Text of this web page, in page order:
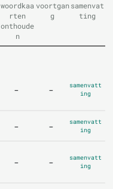
woordkaa
rten
onthoude
n
voortgan
g
samenvat
ting
- -
samenvatt
ing
- -
samenvatt
ing
- -
samenvatt
ing